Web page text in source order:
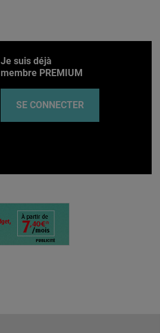
Je suis déjà
membre PREMIUM
SE CONNECTER